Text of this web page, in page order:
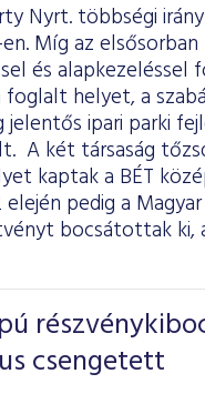
Nyrt. többségi
Míg az
és alapkezeléssel
foglalt helyet, a
ipari parki
A két társaság
kaptak a BÉT
elején pedig a
bocsátottak ki,
csengetett